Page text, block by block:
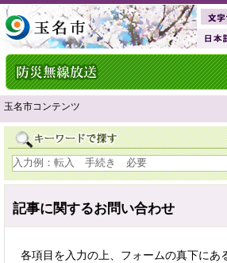
玉名市コンテンツ
記事に関するお問い合わせ
各項目を入力の上、フォームの真下にあ